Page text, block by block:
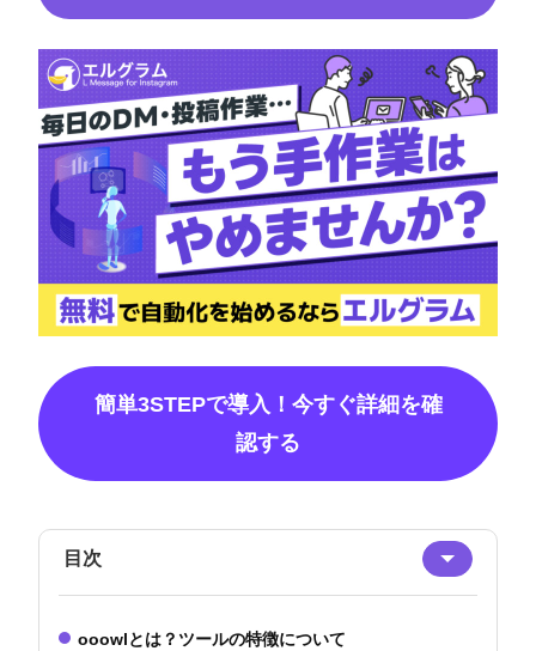
簡単3STEPで導入！今すぐ詳細を確
認する
目次
ooowlとは？ツールの特徴について